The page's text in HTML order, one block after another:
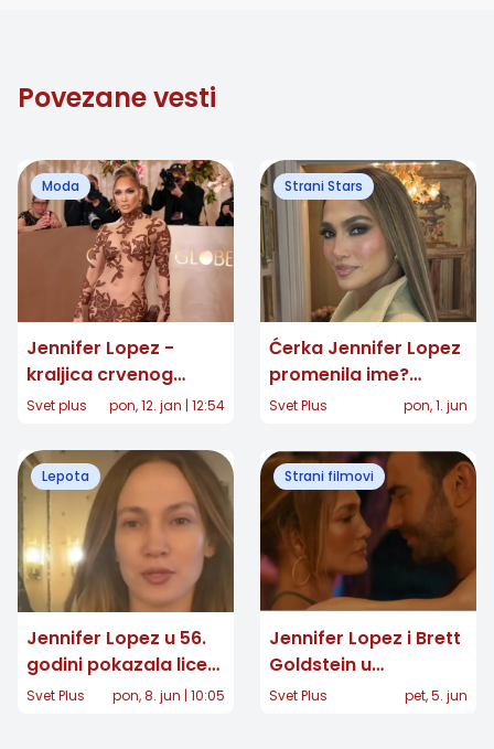
Povezane vesti
Moda
Jennifer Lopez -
kraljica crvenog
tepiha: U vrhunskoj
dodelu nagrade
Zlatni globus
Svet plus pon, 12. jan | 12:54
Strani Stars
Ćerka Jennifer Lopez
promenila ime?
Emme Muniz sada je
Svet Plus pon, 1. jun
Lepota
Jennifer Lopez u 56.
godini pokazala lice
bez šminke: Tajna
Svet Plus pon, 8. jun | 10:05
Strani filmovi
Jennifer Lopez i Brett
Goldstein u
neočekivanom spoju:
Svet Plus pet, 5. jun